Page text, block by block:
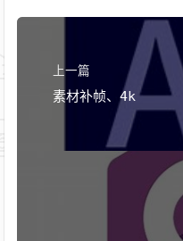
上一篇
素材补帧、4k